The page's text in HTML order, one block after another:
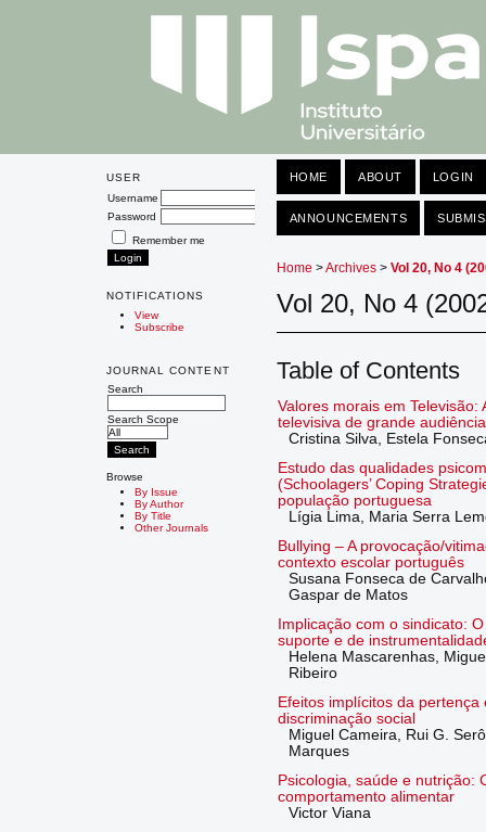
USER
Username
Password
Remember me
NOTIFICATIONS
View
Subscribe
JOURNAL CONTENT
Search
Search Scope
Browse
By Issue
By Author
By Title
Other Journals
HOME ABOUT LOGIN
ANNOUNCEMENTS
Home >Archives> Vol 20, No 4
Vol 20, No 4
Table of Contents
Valores morais em Televisão:
televisiva de grande audiência
Cristina Silva, Estela
Estudo das qualidades
(Schoolagers’ Coping
população portuguesa
Lígia Lima, Maria Serra
Bullying – A provocação/
contexto escolar português
Susana Fonseca de
Gaspar de Matos
Implicação com o sindicato:
suporte e de
Helena Mascarenhas,
Ribeiro
Efeitos implícitos da
discriminação social
Miguel Cameira, Rui G.
Marques
Psicologia, saúde e nutrição:
comportamento alimentar
Victor Viana